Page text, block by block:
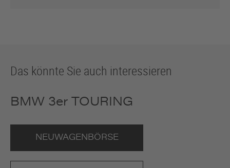
Das könnte Sie auch interessieren
BMW 3er TOURING
NEUWAGENBÖRSE